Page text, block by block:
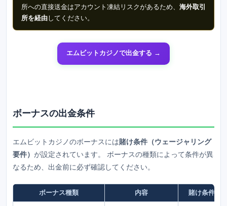
所への直接送金はアカウント凍結リスクがあるため、 海外取引
所を経由してください。
エムビットカジノで出金する →
ボーナスの出金条件
エムビットカジノのボーナスには賭け条件（ウェージャリング
要件） が設定されています。 ボーナスの種類によって条件が異
なるため、出金前に必ず確認してください。
ボーナス種類 内容 賭け条件